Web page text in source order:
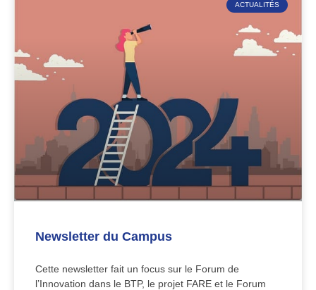
ACTUALITÉS
Newsletter du Campus
Cette newsletter fait un focus sur le Forum de
l’Innovation dans le BTP, le projet FARE et le Forum